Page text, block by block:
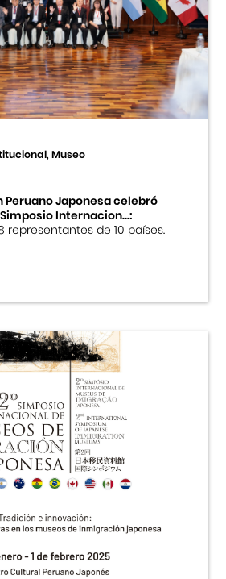
Museo
Peruano Japonesa celebró
Internacion...:
representantes de 10 países.